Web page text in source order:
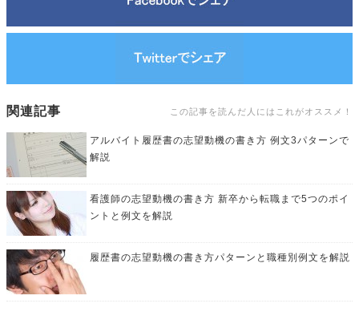
関連記事 この記事を読んだ人にはこれがオススメ！
アルバイト履歴書の志望動機の書き方 例文3パターンで
解説
看護師の志望動機の書き方 新卒から転職まで5つのポイ
ントと例文を解説
履歴書の志望動機の書き方パターンと職種別例文を解説